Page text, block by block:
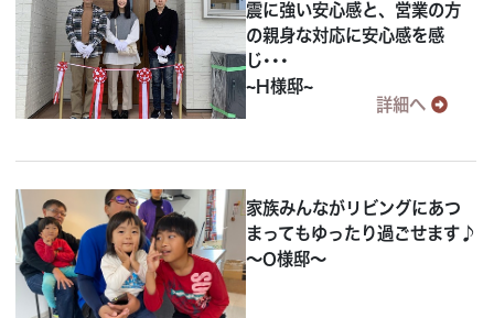
震に強い安心感と、営業の方
の親身な対応に安心感を感
じ･･･
~H様邸~
詳細へ
家族みんながリビングにあつ
まってもゆったり過ごせます♪
～O様邸～